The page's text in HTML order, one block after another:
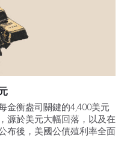
金衡盎司關鍵的4,400美元
源於美元大幅回落，以及在
布後，美國公債殖利率全面